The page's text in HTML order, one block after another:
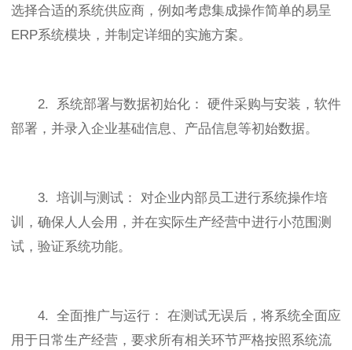
选择合适的系统供应商，例如考虑集成操作简单的易呈
ERP系统模块，并制定详细的实施方案。
2. 系统部署与数据初始化： 硬件采购与安装，软件
部署，并录入企业基础信息、产品信息等初始数据。
3. 培训与测试： 对企业内部员工进行系统操作培
训，确保人人会用，并在实际生产经营中进行小范围测
试，验证系统功能。
4. 全面推广与运行： 在测试无误后，将系统全面应
用于日常生产经营，要求所有相关环节严格按照系统流